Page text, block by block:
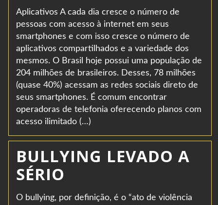
Aplicativos A cada dia cresce o número de
pessoas com acesso à internet em seus
smartphones e com isso cresce o número de
aplicativos compartilhados e a variedade dos
mesmos. O Brasil hoje possui uma população de
204 milhões de brasileiros. Desses, 78 milhões
(quase 40%) acessam as redes sociais direto de
seus smartphones. É comum encontrar
operadoras de telefonia oferecendo planos com
acesso ilimitado (…)
BULLYING LEVADO A
SÉRIO
O bullying, por definição, é o “ato de violência